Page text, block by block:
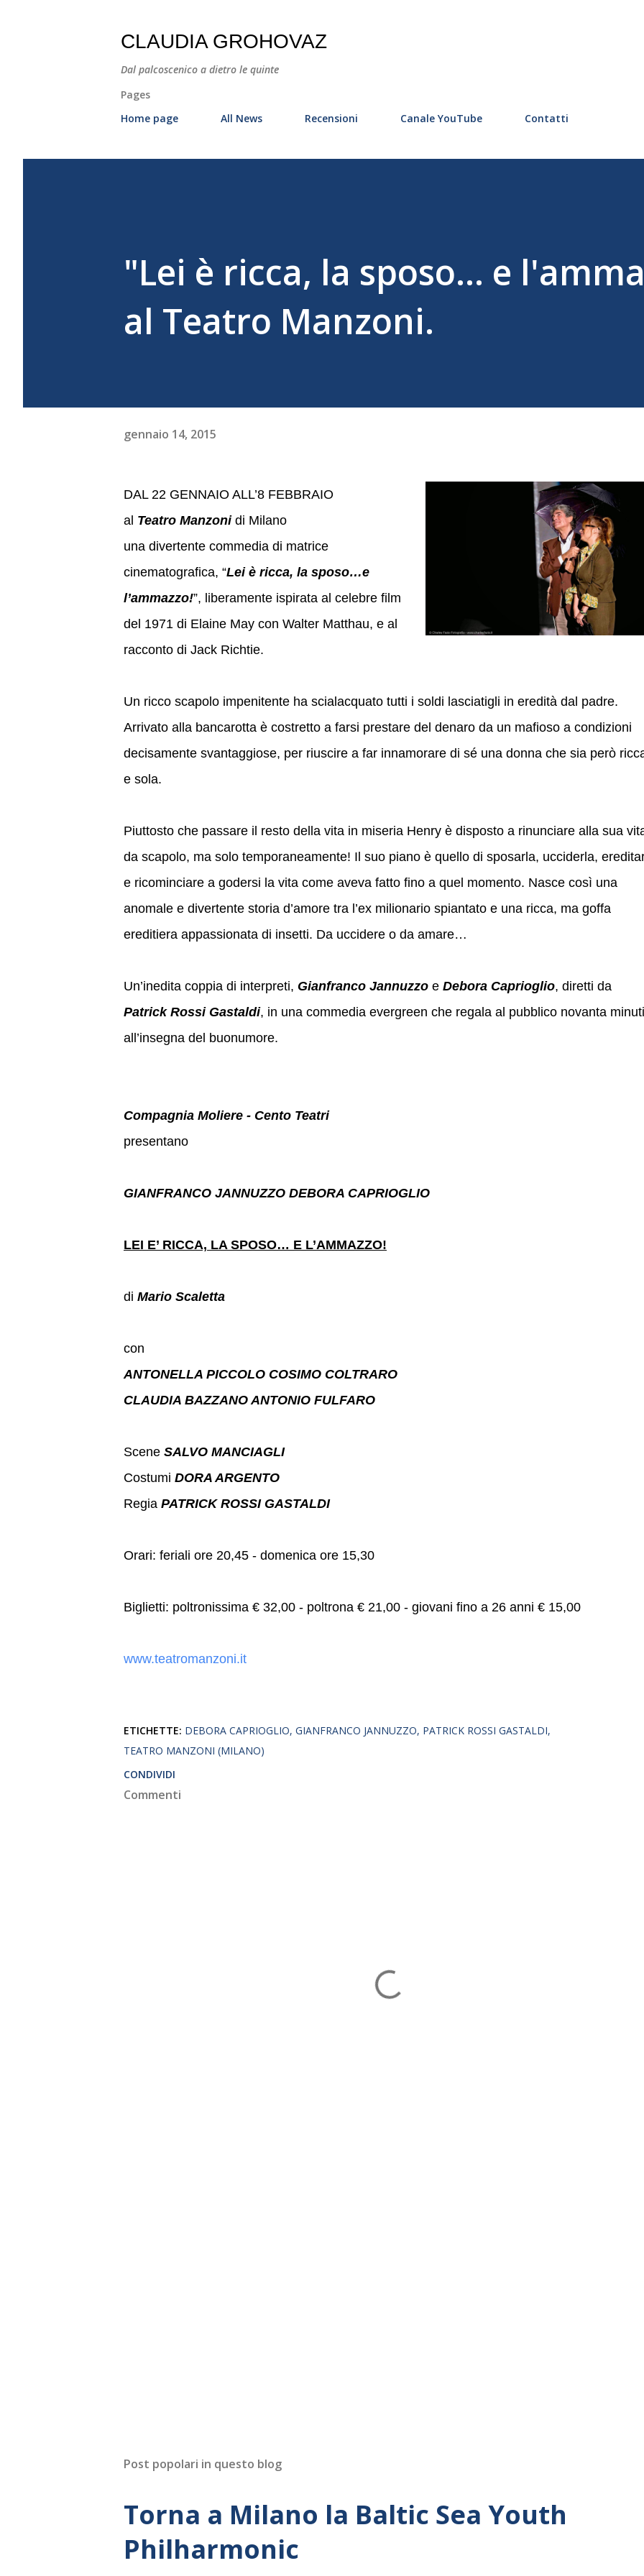
CLAUDIA GROHOVAZ
Dal palcoscenico a dietro le quinte
Pages
Home page
All News Recensioni Canale YouTube Contatti
"Lei è ricca, la sposo... e
al Teatro Manzoni.
gennaio 14, 2015
DAL 22 GENNAIO ALL’8 FEBBRAIO
al Teatro Manzoni di Milano
una divertente commedia di matrice
cinematografica, “Lei è ricca, la sposo…e
l’ammazzo!”, liberamente ispirata al celebre film
del 1971 di Elaine May con Walter Matthau, e al
racconto di Jack Richtie.
Un ricco scapolo impenitente ha scialacquato tutti i soldi lasciatigli in eredità dal padre.
Arrivato alla bancarotta è costretto a farsi prestare del denaro da un mafioso a condizioni
decisamente svantaggiose, per riuscire a far innamorare di sé una donna che sia però
e sola.
Piuttosto che passare il resto della vita in miseria Henry è disposto a rinunciare alla sua
da scapolo, ma solo temporaneamente! Il suo piano è quello di sposarla, ucciderla,
e ricominciare a godersi la vita come aveva fatto fino a quel momento. Nasce così una
anomale e divertente storia d’amore tra l’ex milionario spiantato e una ricca, ma goffa
ereditiera appassionata di insetti. Da uccidere o da amare…
Un’inedita coppia di interpreti, Gianfranco Jannuzzo e Debora Caprioglio, diretti da
Patrick Rossi Gastaldi, in una commedia evergreen che regala al pubblico novanta minuti
all’insegna del buonumore.
Compagnia Moliere - Cento Teatri
presentano
GIANFRANCO JANNUZZO DEBORA CAPRIOGLIO
LEI E’ RICCA, LA SPOSO… E L’AMMAZZO!
di Mario Scaletta
con
ANTONELLA PICCOLO COSIMO COLTRARO
CLAUDIA BAZZANO ANTONIO FULFARO
Scene SALVO MANCIAGLI
Costumi DORA ARGENTO
Regia PATRICK ROSSI GASTALDI
Orari: feriali ore 20,45 - domenica ore 15,30
Biglietti: poltronissima € 32,00 - poltrona € 21,00 - giovani fino a 26 anni € 15,00
www.teatromanzoni.it
ETICHETTE: DEBORA CAPRIOGLIO GIANFRANCO JANNUZZO PATRICK ROSSI GASTALDI
TEATRO MANZONI (MILANO)
CONDIVIDI
Commenti
Post popolari in questo blog
Torna a Milano la Baltic Sea Youth
Philharmonic